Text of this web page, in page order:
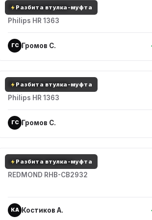
Разбита втулка-муфта
Замена втулки
Philips HR 1363
ГС Громов С.
Разбита втулка-муфта
Замена втулки
Philips HR 1363
ГС Громов С.
Разбита втулка-муфта
сломана втулка
REDMOND RHB-CB2932
КА Костиков А.